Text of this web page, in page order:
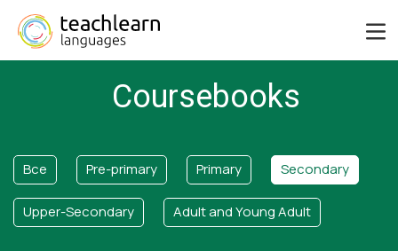
Coursebooks
Все Pre-primary Primary Secondary
Upper-Secondary Adult and Young Adult